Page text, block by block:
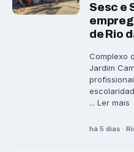
Sesc e
de Rio
Complexo
Jardim
... Ler mais
há 5 dias ·